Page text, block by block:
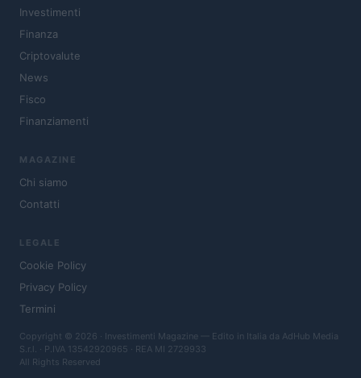
Investimenti
Finanza
Criptovalute
News
Fisco
Finanziamenti
MAGAZINE
Chi siamo
Contatti
LEGALE
Cookie Policy
Privacy Policy
Termini
Copyright © 2026 · Investimenti Magazine — Edito in Italia da AdHub Media
S.r.l. · P.IVA 13542920965 · REA MI 2729933
All Rights Reserved